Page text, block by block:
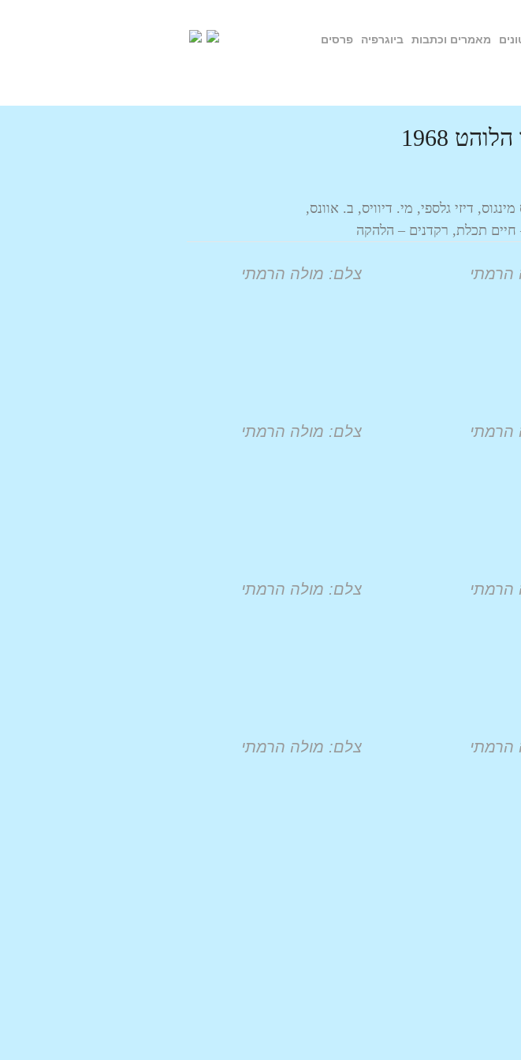
מאמרים וכתבות ביוגרפיה פרסים
1968
דיזי גלספי, מי. דיוויס, ב. אוונס,
תכלת, רקדנים – הלהקה
הרמתי צלם: מולה הרמתי
הרמתי צלם: מולה הרמתי
הרמתי צלם: מולה הרמתי
הרמתי צלם: מולה הרמתי